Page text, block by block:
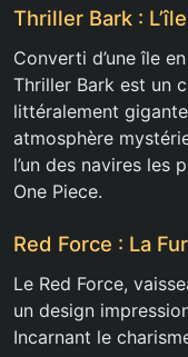
Thriller Bark :
Converti d’une île
Thriller Bark est un
littéralement
atmosphère
l’un des navires les
One Piece.
Red Force : La
Le Red Force,
un design
Incarnant le